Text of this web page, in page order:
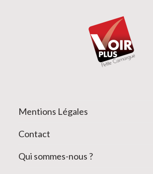
Mentions Légales
Contact
Qui sommes-nous ?